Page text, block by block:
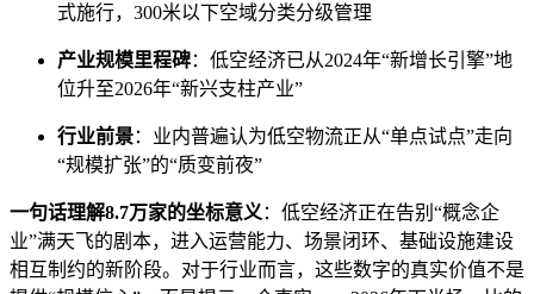
式施行，300米以下空域分类分级管理
产业规模里程碑：低空经济已从2024年“新增长引擎”地
位升至2026年“新兴支柱产业”
行业前景：业内普遍认为低空物流正从“单点试点”走向
“规模扩张”的“质变前夜”
一句话理解8.7万家的坐标意义 ：低空经济正在告别“概念企
业”满天飞的剧本，进入运营能力、场景闭环、基础设施建设
相互制约的新阶段。对于行业而言，这些数字的真实价值不是